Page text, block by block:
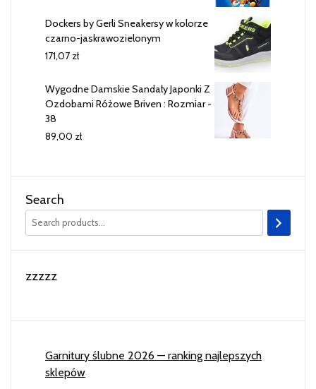
Dockers by Gerli Sneakersy w kolorze
czarno-jaskrawozielonym
171,07 zł
Wygodne Damskie Sandały Japonki Z
Ozdobami Różowe Briven : Rozmiar -
38
89,00 zł
Search
zzzzz
Garnitury ślubne 2026 — ranking najlepszych
sklepów